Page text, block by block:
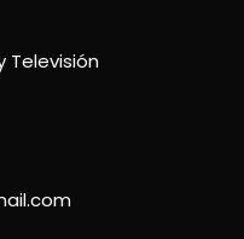
Televisión